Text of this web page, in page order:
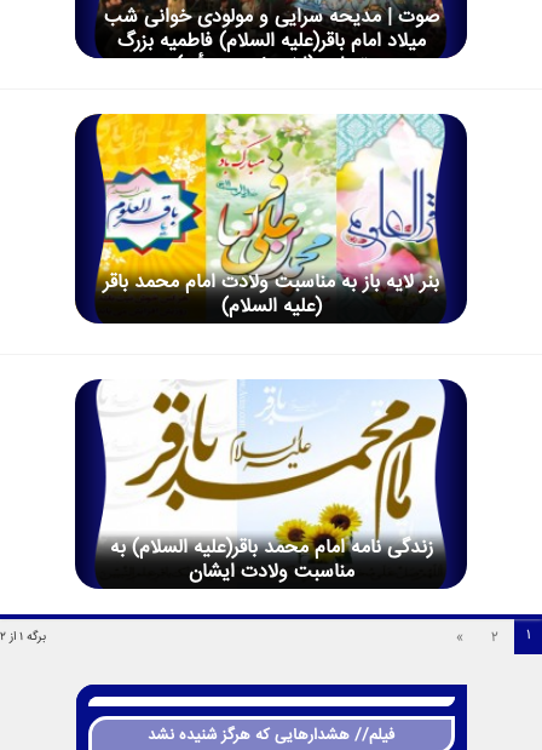
صوت | مدیحه سرایی و مولودی خوانی شب
میلاد امام باقر(علیه السلام) فاطمیه بزرگ
تهران -(اختصاصی هیأت)
بنر لایه باز به مناسبت ولادت امام محمد باقر
(علیه السلام)
زندگی نامه امام محمد باقر(علیه السلام) به
مناسبت ولادت ایشان
برگه 1 از 2 1
2
»
فیلم// هشدارهایی که هرگز شنیده نشد